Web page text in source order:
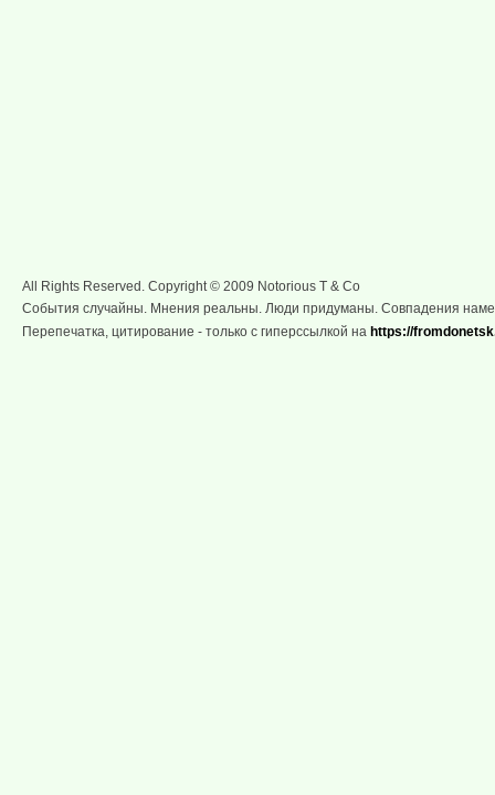
All Rights Reserved. Copyright © 2009 Notorious T & Co
События случайны. Мнения реальны. Люди придуманы. Совпадения
Перепечатка, цитирование - только с гиперссылкой на https://